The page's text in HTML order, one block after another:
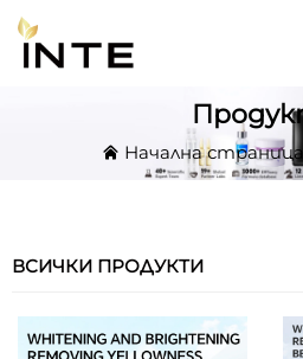
Начална страница
ВСИЧКИ ПРОДУКТИ